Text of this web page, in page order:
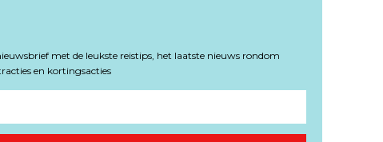
met de leukste reistips, het laatste nieuws rondom
en kortingsacties